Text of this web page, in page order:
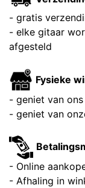
- gratis
- elke gitaar
afgesteld
Fysieke
- geniet van
- geniet van
- Online
- Afhaling in